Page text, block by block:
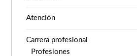
Atención
Carrera profesional
Profesiones